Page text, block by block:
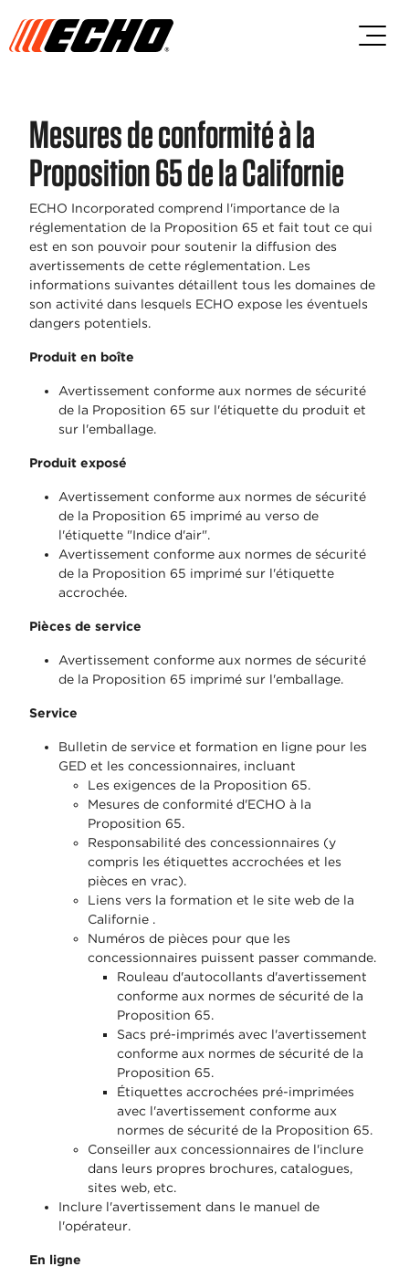
Mesures de conformité à la
Proposition 65 de la Californie
ECHO Incorporated comprend l'importance de la
réglementation de la Proposition 65 et fait tout ce qui
est en son pouvoir pour soutenir la diffusion des
avertissements de cette réglementation. Les
informations suivantes détaillent tous les domaines de
son activité dans lesquels ECHO expose les éventuels
dangers potentiels.
Produit en boîte
Avertissement conforme aux normes de sécurité
de la Proposition 65 sur l'étiquette du produit et
sur l'emballage.
Produit exposé
Avertissement conforme aux normes de sécurité
de la Proposition 65 imprimé au verso de
l'étiquette "Indice d'air".
Avertissement conforme aux normes de sécurité
de la Proposition 65 imprimé sur l'étiquette
accrochée.
Pièces de service
Avertissement conforme aux normes de sécurité
de la Proposition 65 imprimé sur l'emballage.
Service
Bulletin de service et formation en ligne pour les
GED et les concessionnaires, incluant
Les exigences de la Proposition 65.
Mesures de conformité d'ECHO à la
Proposition 65.
Responsabilité des concessionnaires (y
compris les étiquettes accrochées et les
pièces en vrac).
Liens vers la formation et le site web de la
Californie .
Numéros de pièces pour que les
concessionnaires puissent passer commande.
Rouleau d'autocollants d'avertissement
conforme aux normes de sécurité de la
Proposition 65.
Sacs pré-imprimés avec l'avertissement
conforme aux normes de sécurité de la
Proposition 65.
Étiquettes accrochées pré-imprimées
avec l'avertissement conforme aux
normes de sécurité de la Proposition 65.
Conseiller aux concessionnaires de l'inclure
dans leurs propres brochures, catalogues,
sites web, etc.
Inclure l'avertissement dans le manuel de
l'opérateur.
En ligne